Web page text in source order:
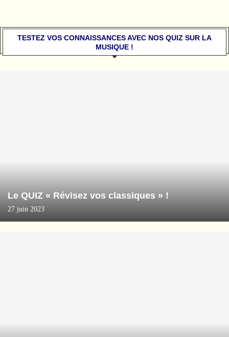
TESTEZ VOS CONNAISSANCES AVEC NOS QUIZ SUR LA
MUSIQUE !
Le QUIZ « Révisez vos classiques » !
27 juin 2023